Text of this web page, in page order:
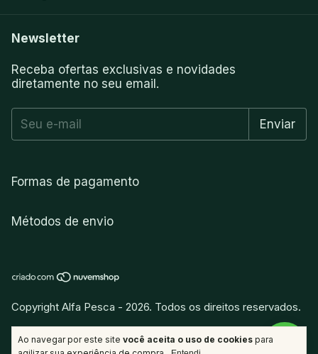
Ao navegar por este site você aceita o uso de cookies para
Newsletter
Receba ofertas exclusivas e novidades
diretamente no seu email.
Formas de pagamento
Métodos de envio
Copyright Alfa Pesca - 2026. Todos os direitos reservados.
Desenvolvido porvitamina.